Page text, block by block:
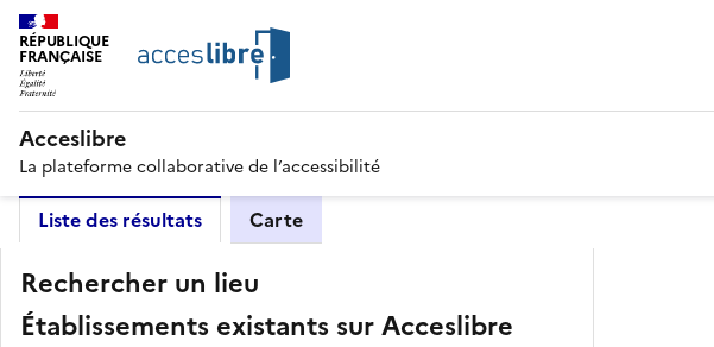
RÉPUBLIQUE
FRANÇAISE
Acceslibre
La plateforme collaborative de l’accessibilité
Liste des résultats Carte
Rechercher un lieu
Établissements existants sur Acceslibre